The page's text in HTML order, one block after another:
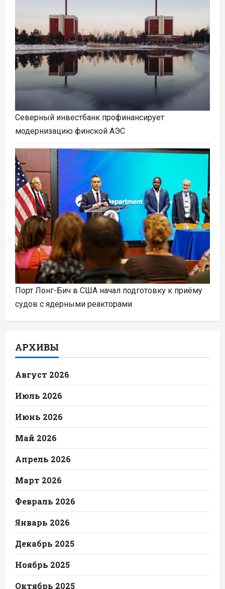
Северный инвестбанк профинансирует
модернизацию финской АЭС
Порт Лонг-Бич в США начал подготовку к приёму
судов с ядерными реакторами
АРХИВЫ
Август 2026
Июль 2026
Июнь 2026
Май 2026
Апрель 2026
Март 2026
Февраль 2026
Январь 2026
Декабрь 2025
Ноябрь 2025
Октябрь 2025